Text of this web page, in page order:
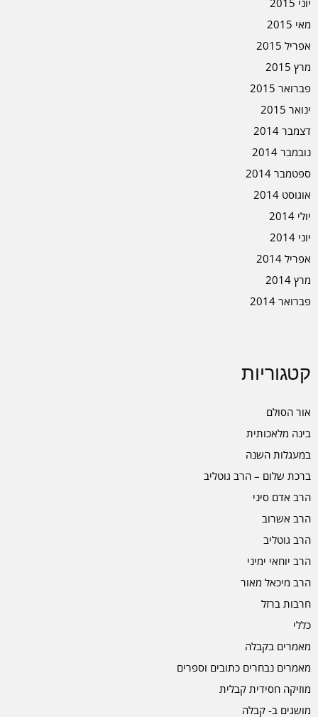
מאי 2015
אפריל 2015
מרץ 2015
פברואר 2015
ינואר 2015
דצמבר 2014
נובמבר 2014
ספטמבר 2014
אוגוסט 2014
יולי 2014
יוני 2014
אפריל 2014
מרץ 2014
פברואר 2014
קטגוריות
אור הסולם
בינה מלאכותית
במעגלות השנה
ברכת שלום – הרב גוטליב
הרב אדם סיני
הרב אשרוב
הרב גוטליב
הרב יוחאי ימיני
הרב מיכאל מאור
חרבות ברזל
כללי
מאמרים בקבלה
מאמרים נבחרים כתובים וספרים
מוזיקה חסידית קבלית
מושגים ב- קבלה